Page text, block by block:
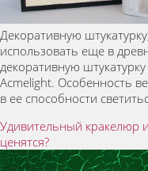
Декоративную
использовать еще в
декоративную
Acmelight. Особенность
в ее способности
Удивительный кракелюр
ценятся?